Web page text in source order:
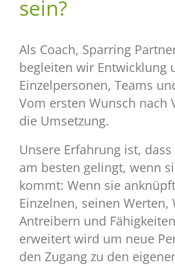
sein?
Als Coach, Sparring
begleiten wir Entwicklung
Einzelpersonen, Teams
Vom ersten Wunsch nach
die Umsetzung.
Unsere Erfahrung ist,
am besten gelingt, wenn
kommt: Wenn sie
Einzelnen, seinen Werten,
Antreibern und
erweitert wird um neue
den Zugang zu den